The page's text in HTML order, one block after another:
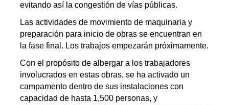
evitando así la congestión de vías públicas.
Las actividades de movimiento de maquinaria y
preparación para inicio de obras se encuentran en
la fase final. Los trabajos empezarán próximamente.
Con el propósito de albergar a los trabajadores
involucrados en estas obras, se ha activado un
campamento dentro de sus instalaciones con
capacidad de hasta 1,500 personas, y